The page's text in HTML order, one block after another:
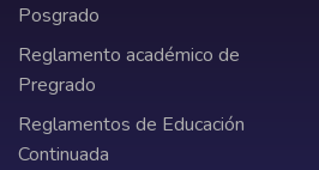
Posgrado
Reglamento académico de
Pregrado
Reglamentos de Educación
Continuada